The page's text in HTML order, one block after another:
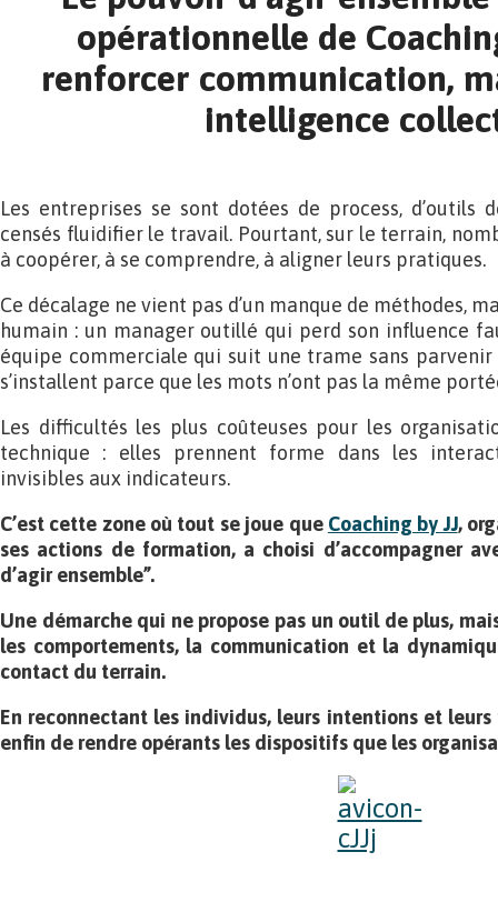
opérationnelle de
renforcer communication,
intelligence
Les entreprises se sont dotées de process,
censés fluidifier le travail. Pourtant, sur le terrain,
à coopérer, à se comprendre, à aligner leurs pratiques.
Ce décalage ne vient pas d’un manque de méthodes,
humain : un manager outillé qui perd son influence
équipe commerciale qui suit une trame sans parvenir
s’installent parce que les mots n’ont pas la même
Les difficultés les plus coûteuses pour les
technique : elles prennent forme dans les
invisibles aux indicateurs.
C’est cette zone où tout se joue que Coaching by JJ,
ses actions de formation, a choisi d’accompagner
d’agir ensemble”.
Une démarche qui ne propose pas un outil de plus,
les comportements, la communication et la
contact du terrain.
En reconnectant les individus, leurs intentions et leurs
enfin de rendre opérants les dispositifs que les